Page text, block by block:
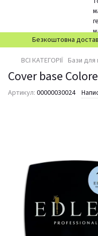
Безкоштовна
ВСІ КАТЕГОРІЇ Бази для
Cover base
Артикул: 00000030024